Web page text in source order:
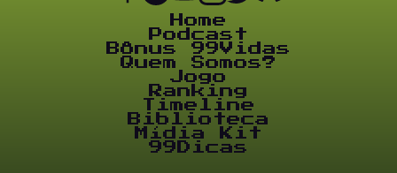
Home
Podcast
Bônus 99Vidas
Quem Somos?
Jogo
Ranking
Timeline
Biblioteca
Mídia Kit
99Dicas